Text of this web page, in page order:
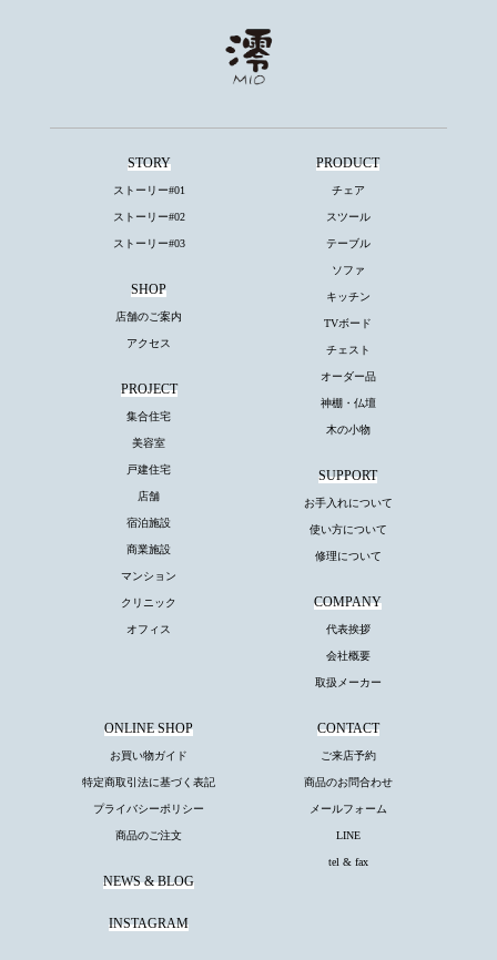
STORY
ストーリー#01
ストーリー#02
ストーリー#03
SHOP
店舗のご案内
アクセス
PRODUCT
チェア
スツール
テーブル
ソファ
キッチン
TVボード
チェスト
オーダー品
神棚・仏壇
木の小物
PROJECT
集合住宅
美容室
戸建住宅
店舗
宿泊施設
商業施設
マンション
クリニック
オフィス
SUPPORT
お手入れについて
使い方について
修理について
COMPANY
代表挨拶
会社概要
取扱メーカー
CONTACT
ご来店予約
商品のお問合わせ
メールフォーム
LINE
tel & fax
ONLINE SHOP
お買い物ガイド
特定商取引法に基づく表記
プライバシーポリシー
商品のご注文
NEWS & BLOG
INSTAGRAM